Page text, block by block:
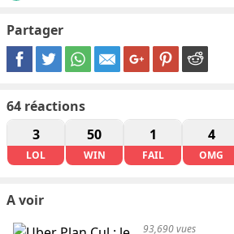
Partager
64 réactions
3
LOL
50
WIN
1
FAIL
4
OMG
A voir
93,690 vues